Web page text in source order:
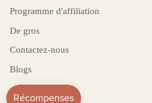
Programme d'affiliation
De gros
Contactez-nous
Blogs